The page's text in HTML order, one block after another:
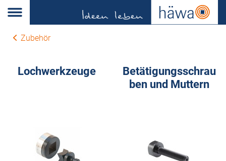
Zubehör
Lochwerkzeuge
Betätigungsschrau
ben und Muttern